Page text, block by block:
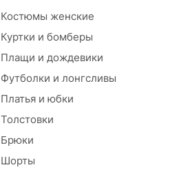
Костюмы женские
Куртки и бомберы
Плащи и дождевики
Футболки и лонгсливы
Платья и юбки
Толстовки
Брюки
Шорты